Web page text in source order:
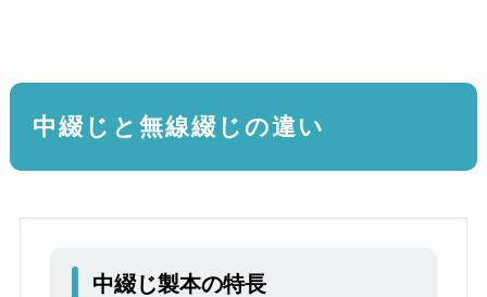
中綴じと無線綴じの違い
中綴じ製本の特長